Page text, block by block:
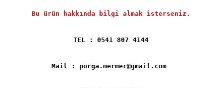
Bu ürün hakkında bilgi almak isterseniz.
TEL : 0541 807 4144
Mail : porga.mermer@gmail.com